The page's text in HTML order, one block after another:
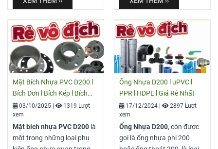
25 Tiền Phong đóng vai trò
không thể thiếu. Việc nắm rõ
thông số kỹ thuật, cách thi
công hàn nhiệt và mức giá
sẽ giúp bạn chọn đúng sản
phẩm, đảm bảo độ bền cho
toàn bộ công trình. Bài viết
dưới đây sẽ cung cấp cho
bạn cái nhìn chi tiết nhất về
loại phụ kiện này.
(HDPE), với kích thước danh
nghĩa φ160 mm. Nhờ thiết
kế góc 45° và vật liệu PE100
chất lượng, nó đảm bảo
phân phối dòng chảy êm,
giảm thất thoát áp lực và
cho tuổi thọ vượt trội, phù
hợp cho cấp thoát nước, xử
lý nước thải, tưới tiêu và các
ứng dụng công nghiệp nhẹ.
Mặt Bích Nhựa PVC D200 l
Bích Đơn l Bích Kép l Bích
Ren Trong
03/10/2025
1319 Lượt
xem
Mặt bích nhựa PVC D200 là
một trong những loại phụ
Ống Nhựa D200 l uPVC l
PPR l HDPE l Giá Rẻ Nhất
17/12/2024
2897 Lượt
xem
Ống Nhựa D200, còn được
gọi là ống nhựa phi 200